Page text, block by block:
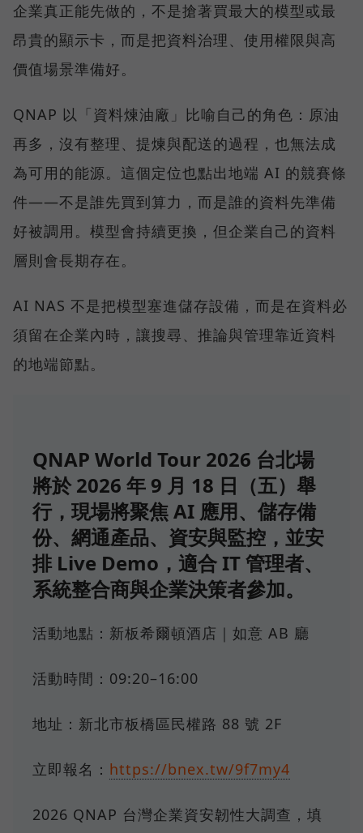
企業真正能先做的，不是搶著買最大的模型或最
昂貴的顯示卡，而是把資料治理、使用權限與高
價值場景準備好。
QNAP 以「資料煉油廠」比喻自己的角色：原油
再多，沒有整理、提煉與配送的過程，也無法成
為可用的能源。這個定位也點出地端 AI 的競賽條
件——不是誰先買到算力，而是誰的資料先準備
好被調用。模型會持續更換，但企業自己的資料
層則會長期存在。
AI NAS 不是把模型塞進儲存設備，而是在資料必
須留在企業內時，讓搜尋、推論與管理靠近資料
的地端節點。
QNAP World Tour 2026 台北場
將於 2026 年 9 月 18 日（五）舉
行，現場將聚焦 AI 應用、儲存備
份、網通產品、資安與監控，並安
排 Live Demo，適合 IT 管理者、
系統整合商與企業決策者參加。
活動地點：新板希爾頓酒店｜如意 AB 廳
活動時間：09:20–16:00
地址：新北市板橋區民權路 88 號 2F
立即報名： https://bnex.tw/9f7my4
2026 QNAP 台灣企業資安韌性大調查，填